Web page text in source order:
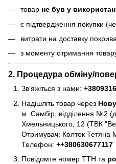
товар не був у
є підтвердження покупки
витрати на доставку
з моменту отримання
2. Процедура обміну/
Зв’яжіться з нами:
Надішліть товар через
м. Самбір, відділення №2
Хмельницького, 12 (ТВК
Отримувач: Колток Тетяна
Телефон: ++380630677117
Повідомте номер ТТН та